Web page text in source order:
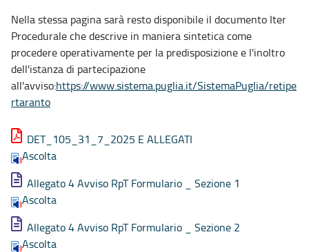
Nella stessa pagina sarà resto disponibile il documento Iter
Procedurale che descrive in maniera sintetica come
procedere operativamente per la predisposizione e l'inoltro
dell'istanza di partecipazione
all'avviso:https://www.sistema.puglia.it/SistemaPuglia/retipe
rtaranto
DET_105_31_7_2025 E ALLEGATI
Ascolta
Allegato 4 Avviso RpT Formulario _ Sezione 1
Ascolta
Allegato 4 Avviso RpT Formulario _ Sezione 2
Ascolta